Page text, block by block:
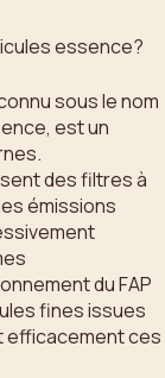
essence?
sous le nom
est un
des filtres à
émissions
du FAP
fines issues
efficacement ces